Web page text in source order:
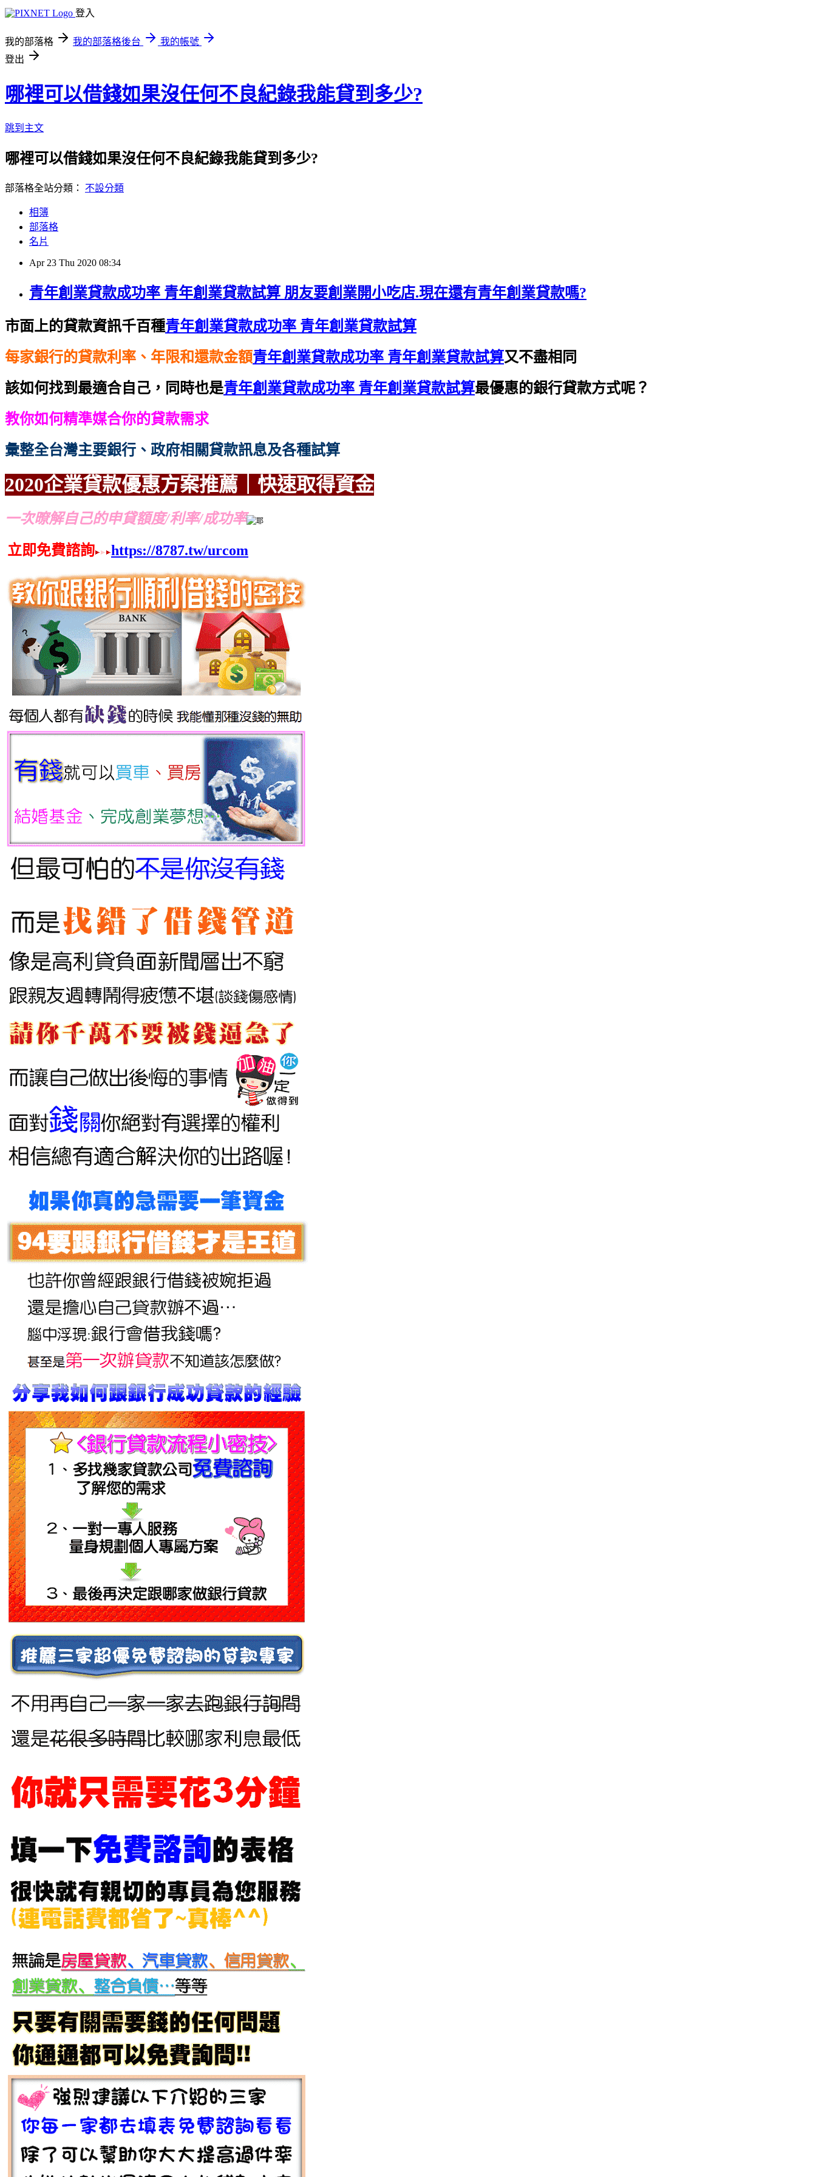
登入
我的部落格 我的部落格後台
我的帳號
登出
哪裡可以借錢如果沒任何不良紀錄我能貸到多少?
跳到主文
哪裡可以借錢如果沒任何不良紀錄我能貸到多少?
部落格全站分類： 不設分類
相簿
部落格
名片
Apr 23 Thu 2020 08:34
青年創業貸款成功率 青年創業貸款試算 朋友要創業開小吃店.現在還有青年創業貸款嗎?
市面上的貸款資訊千百種青年創業貸款成功率 青年創業貸款試算
每家銀行的貸款利率、年限和還款金額青年創業貸款成功率 青年創業貸款試算又不盡相同
該如何找到最適合自己，同時也是青年創業貸款成功率 青年創業貸款試算最優惠的銀行貸款方式呢？
教你如何精準媒合你的貸款需求
彙整全台灣主要銀行、政府相關貸款訊息及各種試算
2020企業貸款優惠方案推薦｜快速取得資金
一次暸解自己的申貸額度/利率/成功率
立即免費諮詢
https://8787.tw/urcom